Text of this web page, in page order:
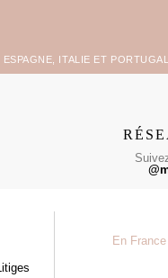
ITALIE ET
En